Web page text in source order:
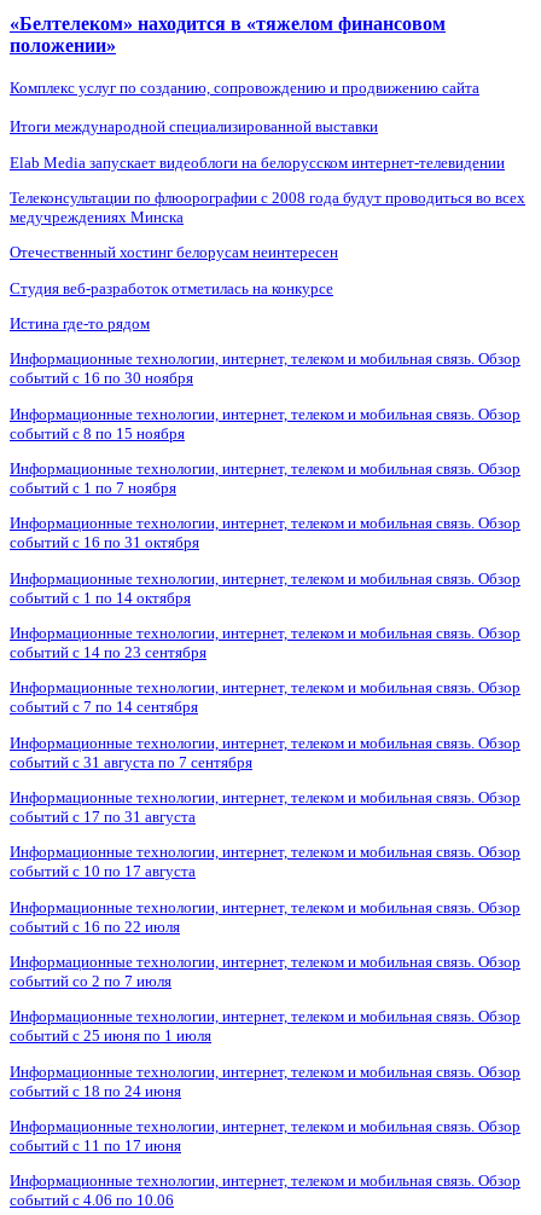
«Белтелеком» находится в «тяжелом финансовом
положении»
Комплекс услуг по созданию, сопровождению и продвижению сайта
Итоги международной специализированной выставки
Elab Media запускает видеоблоги на белорусском интернет-телевидении
Телеконсультации по флюорографии с 2008 года будут проводиться во всех
медучреждениях Минска
Отечественный хостинг белорусам неинтересен
Студия веб-разработок отметилась на конкурсе
Истина где-то рядом
Информационные технологии, интернет, телеком и мобильная связь. Обзор
событий с 16 по 30 ноября
Информационные технологии, интернет, телеком и мобильная связь. Обзор
событий с 8 по 15 ноября
Информационные технологии, интернет, телеком и мобильная связь. Обзор
событий с 1 по 7 ноября
Информационные технологии, интернет, телеком и мобильная связь. Обзор
событий с 16 по 31 октября
Информационные технологии, интернет, телеком и мобильная связь. Обзор
событий с 1 по 14 октября
Информационные технологии, интернет, телеком и мобильная связь. Обзор
событий с 14 по 23 сентября
Информационные технологии, интернет, телеком и мобильная связь. Обзор
событий с 7 по 14 сентября
Информационные технологии, интернет, телеком и мобильная связь. Обзор
событий с 31 августа по 7 сентября
Информационные технологии, интернет, телеком и мобильная связь. Обзор
событий с 17 по 31 августа
Информационные технологии, интернет, телеком и мобильная связь. Обзор
событий с 10 по 17 августа
Информационные технологии, интернет, телеком и мобильная связь. Обзор
событий с 16 по 22 июля
Информационные технологии, интернет, телеком и мобильная связь. Обзор
событий со 2 по 7 июля
Информационные технологии, интернет, телеком и мобильная связь. Обзор
событий с 25 июня по 1 июля
Информационные технологии, интернет, телеком и мобильная связь. Обзор
событий с 18 по 24 июня
Информационные технологии, интернет, телеком и мобильная связь. Обзор
событий с 11 по 17 июня
Информационные технологии, интернет, телеком и мобильная связь. Обзор
событий с 4.06 по 10.06